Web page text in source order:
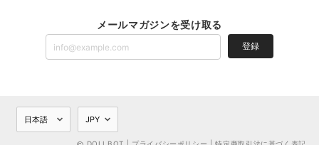
メールマガジンを受け取る
登録